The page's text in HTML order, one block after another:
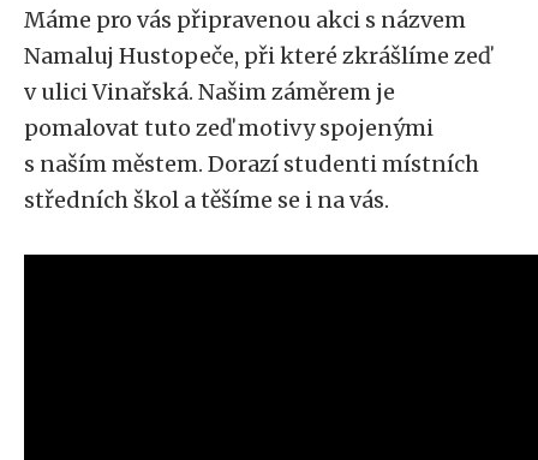
Máme pro vás připravenou akci s názvem
Namaluj Hustopeče, při které zkrášlíme zeď
v ulici Vinařská. Našim záměrem je
pomalovat tuto zeď motivy spojenými
s naším městem. Dorazí studenti místních
středních škol a těšíme se i na vás.